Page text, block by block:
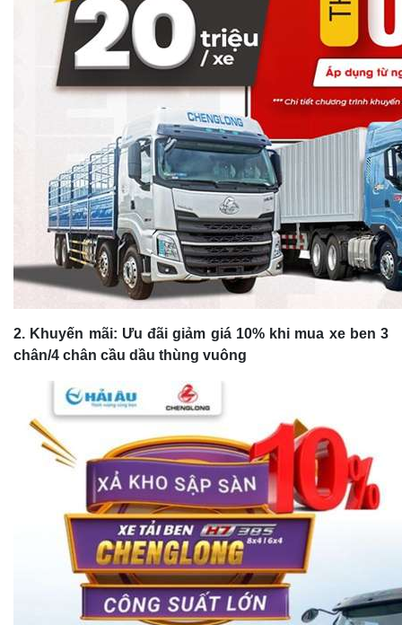
2. Khuyến mãi: Ưu đãi giảm giá 10% khi mua xe ben 3
chân/4 chân cầu dầu thùng vuông